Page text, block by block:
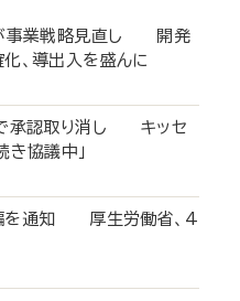
が事業戦略見直し 開発
、導出入を盛んに
で承認取り消し キッセ
き協議中」
を通知 厚生労働省、4